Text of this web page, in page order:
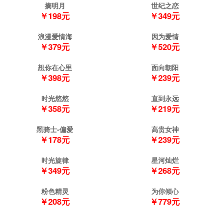
摘明月
￥198元
世纪之恋
￥349元
浪漫爱情海
￥379元
因为爱情
￥520元
想你在心里
￥398元
面向朝阳
￥239元
时光悠悠
￥358元
直到永远
￥219元
黑骑士-偏爱
￥178元
高贵女神
￥239元
时光旋律
￥349元
星河灿烂
￥268元
粉色精灵
￥208元
为你倾心
￥779元